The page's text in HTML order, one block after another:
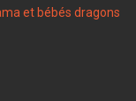
et bébés dragons